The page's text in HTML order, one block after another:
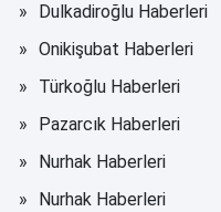
Dulkadiroğlu Haberleri
Onikişubat Haberleri
Türkoğlu Haberleri
Pazarcık Haberleri
Nurhak Haberleri
Nurhak Haberleri